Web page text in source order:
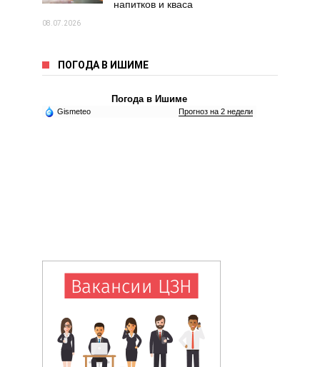
напитков и кваса
08.07.2026
ПОГОДА В ИШИМЕ
Погода в Ишиме
Gismeteo Прогноз на 2 недели